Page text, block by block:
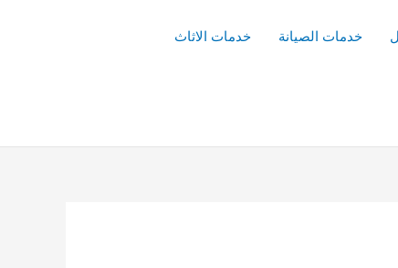
خدمات الصيانة خدمات الاثاث